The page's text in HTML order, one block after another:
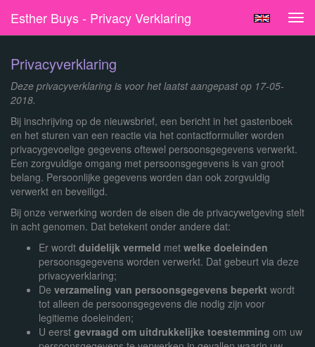
Esther Buys - Privacy Verklaring
Privacyverklaring
Deze privacyverklaring is voor het laatst aangepast op 17-05-
2018.
Bij inschrijving op de nieuwsbrief, een bericht in het gastenboek
en het sturen van een reactie via het contactformulier worden
privacygevoelige gegevens oftewel persoonsgegevens verwerkt.
Een zorgvuldige omgang met persoonsgegevens is van groot
belang. Persoonlijke gegevens worden dan ook zorgvuldig
verwerkt en beveiligd.
Bij onze verwerking worden de eisen die de privacywetgeving stelt
in acht genomen. Dat betekent onder andere dat:
Er wordt duidelijk vermeld met welke doeleinden
persoonsgegevens worden verwerkt. Dat gebeurt via deze
privacyverklaring;
De verzameling van persoonsgegevens beperkt wordt
tot alleen de persoonsgegevens die nodig zijn voor
legitieme doeleinden;
U eerst gevraagd om uitdrukkelijke toestemming om uw